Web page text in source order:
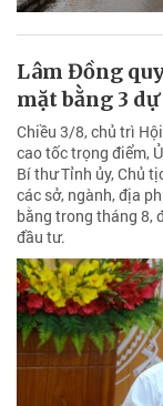
Lâm Đồng
mặt bằng 3
Chiều 3/8, chủ trì
cao tốc trọng điểm,
Bí thư Tỉnh ủy, Chủ
các sở, ngành, địa
bằng trong tháng 8,
đầu tư.